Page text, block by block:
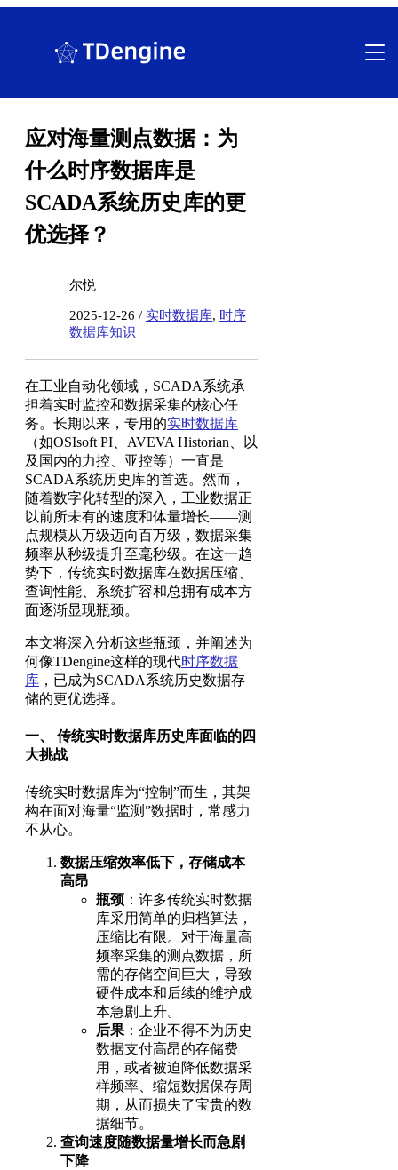
应对海量测点数据：为
什么时序数据库是
SCADA系统历史库的更
优选择？
尔悦
2025-12-26 / 实时数据库, 时序
数据库知识
在工业自动化领域，SCADA系统承
担着实时监控和数据采集的核心任
务。长期以来，专用的实时数据库
（如OSIsoft PI、AVEVA Historian、以
及国内的力控、亚控等）一直是
SCADA系统历史库的首选。然而，
随着数字化转型的深入，工业数据正
以前所未有的速度和体量增长——测
点规模从万级迈向百万级，数据采集
频率从秒级提升至毫秒级。在这一趋
势下，传统实时数据库在数据压缩、
查询性能、系统扩容和总拥有成本方
面逐渐显现瓶颈。
本文将深入分析这些瓶颈，并阐述为
何像TDengine这样的现代时序数据
库 ，已成为SCADA系统历史数据存
储的更优选择。
一、 传统实时数据库历史库面临的四
大挑战
传统实时数据库为“控制”而生，其架
构在面对海量“监测”数据时，常感力
不从心。
数据压缩效率低下，存储成本
高昂
瓶颈 ：许多传统实时数据
库采用简单的归档算法，
压缩比有限。对于海量高
频率采集的测点数据，所
需的存储空间巨大，导致
硬件成本和后续的维护成
本急剧上升。
后果：企业不得不为历史
数据支付高昂的存储费
用，或者被迫降低数据采
样频率、缩短数据保存周
期，从而损失了宝贵的数
据细节。
查询速度随数据量增长而急剧
下降